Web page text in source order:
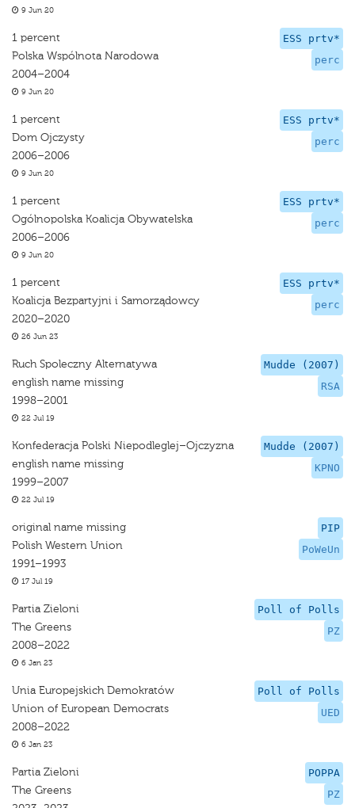
9 Jun 20
ESS prtv*
perc
1 percent
Polska Wspólnota Narodowa
2004–2004
9 Jun 20
ESS prtv*
perc
1 percent
Dom Ojczysty
2006–2006
9 Jun 20
ESS prtv*
perc
1 percent
Ogólnopolska Koalicja Obywatelska
2006–2006
9 Jun 20
ESS prtv*
perc
1 percent
Koalicja Bezpartyjni i Samorządowcy
2020–2020
26 Jun 23
Mudde (2007)
RSA
Ruch Spoleczny Alternatywa
english name missing
1998–2001
22 Jul 19
Mudde (2007)
KPNO
Konfederacja Polski Niepodleglej–Ojczyzna
english name missing
1999–2007
22 Jul 19
PIP
PoWeUn
original name missing
Polish Western Union
1991–1993
17 Jul 19
Poll of Polls
PZ
Partia Zieloni
The Greens
2008–2022
6 Jan 23
Poll of Polls
UED
Unia Europejskich Demokratów
Union of European Democrats
2008–2022
6 Jan 23
POPPA
PZ
Partia Zieloni
The Greens